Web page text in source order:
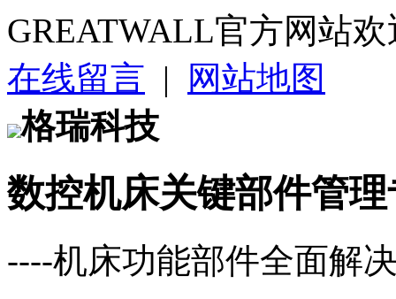
GREATWALL官方网站
在线留言 |
网站地图
格瑞科技
数控机床关键部件管
----机床功能部件全面解